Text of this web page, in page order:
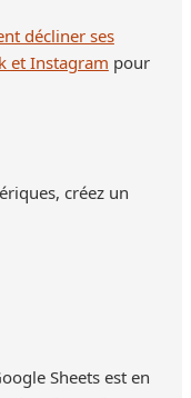
décliner ses
et Instagram pour
créez un
Sheets est en